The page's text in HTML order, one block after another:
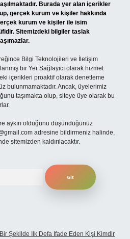
Burada yer alan içerikler
gerçek kurum ve kişiler hakkında
kurum ve kişiler ile isim
Sitemizdeki bilgiler taslak
Bilgi Teknolojileri ve İletişim
bir Yer Sağlayıcı olarak hizmet
içerikleri proaktif olarak denetleme
bulunmamaktadır. Ancak, üyelerimiz
taşımakta olup, siteye üye olarak bu
aykırı olduğunu düşündüğünüz
adresine bildirmeniz halinde,
sitemizden kaldırılacaktır.
Şekilde Ilk Defa Ifade Eden Kişi Kimdir